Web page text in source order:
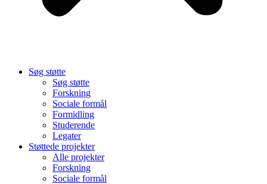
Søg støtte
Søg støtte
Forskning
Sociale formål
Formidling
Studerende
Legater
Støttede projekter
Alle projekter
Forskning
Sociale formål